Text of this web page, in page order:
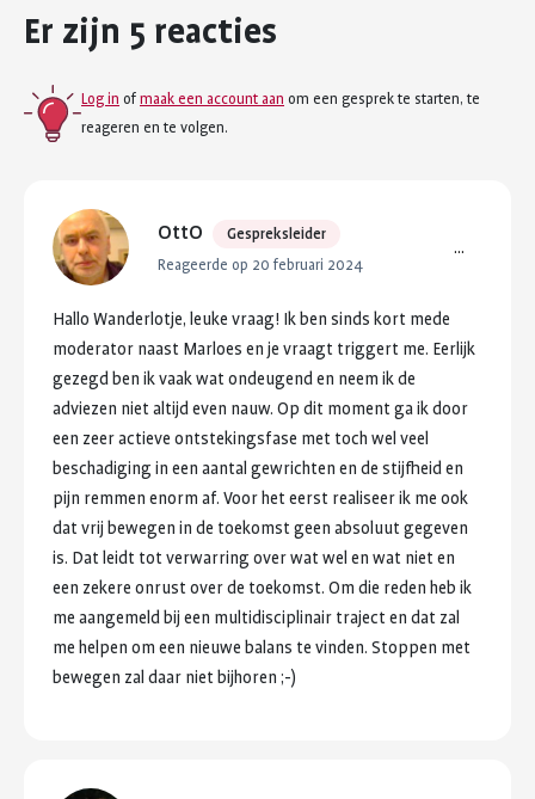
Er zijn 5 reacties
Log in of maak een account aan om een gesprek te starten, te
reageren en te volgen.
OttO
Gespreksleider
Reageerde op 20 februari 2024
...
Hallo Wanderlotje, leuke vraag! Ik ben sinds kort mede
moderator naast Marloes en je vraagt triggert me. Eerlijk
gezegd ben ik vaak wat ondeugend en neem ik de
adviezen niet altijd even nauw. Op dit moment gaik door
een zeeractieve ontstekingsfase met toch wel veel
beschadiging in een aantal gewrichten en de stijfheid en
pijn remmen enorm af. Voorhet eerst realiseerik me ook
dat vrij bewegen in de toekomst geen absoluut gegeven
is. Dat leidt tot verwarring overwat wel en wat niet en
een zekere onrust overde toekomst. Om die reden heb ik
me aangemeld bij een multidisciplinair traject en dat zal
me helpen om een nieuwe balans te vinden. Stoppen met
bewegen zal daar niet bijhoren ;-)